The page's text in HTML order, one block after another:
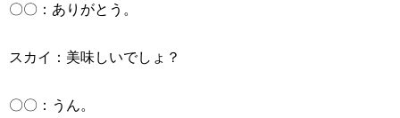
〇〇：ありがとう。
スカイ：美味しいでしょ？
〇〇：うん。